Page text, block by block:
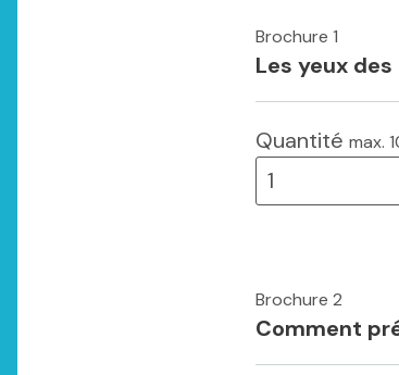
Brochure 1
Les yeux
Quantité max.
Brochure 2
Comment